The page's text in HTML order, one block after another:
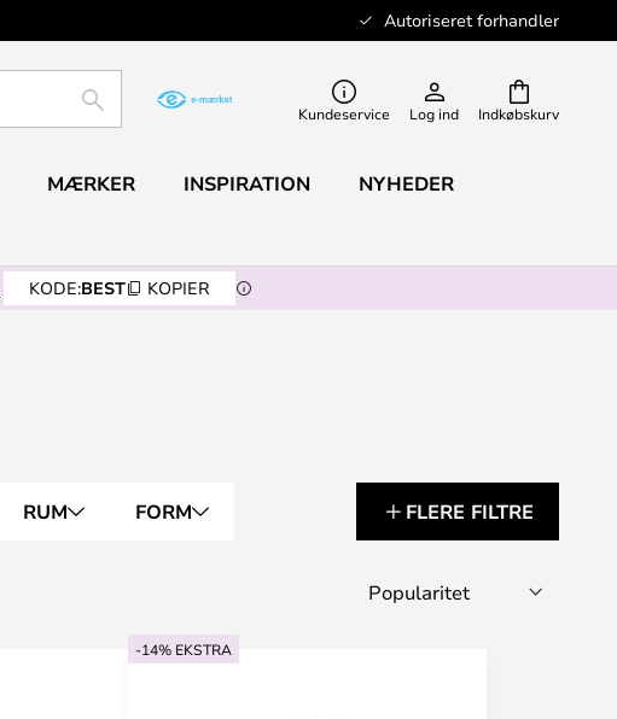
Autoriseret forhandler
Indkøbskurv
SØG Kundeservice Log ind
MÆRKER INSPIRATION NYHEDER
KODE:BEST KOPIER
RUM FORM FLERE FILTRE
-14% EKSTRA